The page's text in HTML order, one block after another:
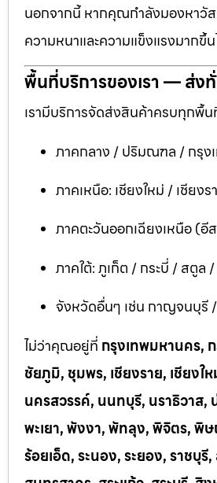
นอกจากนี้ หากคุณกำลังมองหาวัส
ความหนาและความแข็งแรงมากขึ้
พื้นที่บริการของเรา — ส่ง
เรามีบริการจัดส่งสินค้าครบทุกพื้น
ภาคกลาง / ปริมณฑล / กรุง
ภาคเหนือ: เชียงใหม่ / เชียง
ภาคตะวันออกเฉียงเหนือ (
ภาคใต้: ภูเก็ต / กระบี่ / สตู
จังหวัดอื่นๆ เช่น กาญจนบุรี
ไม่ว่าคุณอยู่ที่ กรุงเทพมหานคร,
ชัยภูมิ, ชุมพร, เชียงราย, เชียง
นครสวรรค์, นนทบุรี, นราธิวาส,
พะเยา, พังงา, พัทลุง, พิจิตร, พิ
ร้อยเอ็ด, ระนอง, ระยอง, ราชบุ